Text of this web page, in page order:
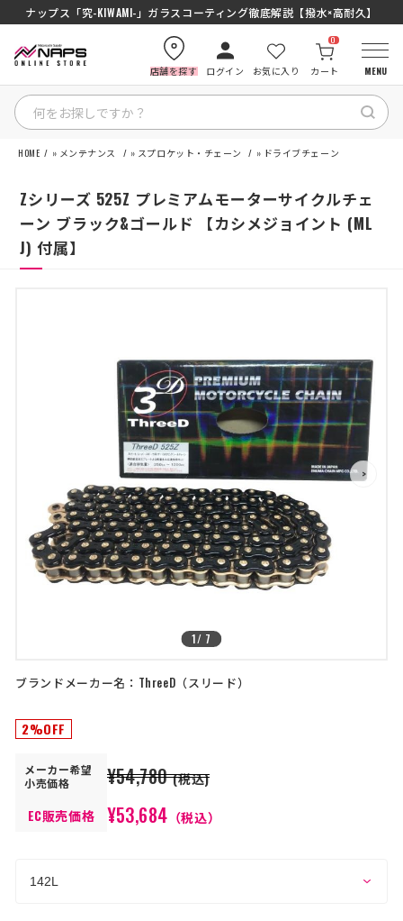
ナップス「究-KIWAMI-」ガラスコーティング徹底解説【撥水×高耐久】
SENA J30/J10を徹底比較｜コスパ最強インカムはどっち？初心者にもおすす
店舗を探す ログイン お気に入り カート
0
MENU
カテゴリから探す
ブランドから探す
ナップスメンバーズ
店舗を探す
コーポレートサイト
採用情報
特定商取引法に基づく表記
古物営業法に基づく表示/保険勧誘
方針
利用規約
商品レビュー利用規約
プライバシーポリシー
返金ポリシー
HOME » メンテナンス » スプロケット・チェーン » ドライブチェーン
Zシリーズ 525Z プレミアムモーターサイクルチェ
ーン ブラック&ゴールド 【カシメジョイント (ML
J) 付属】
1/ 7
>
ブランドメーカー名： ThreeD スリード
2%OFF
メーカー希望
小売価格
¥54,780 (税込)
EC販売価格
¥53,684 （税込）